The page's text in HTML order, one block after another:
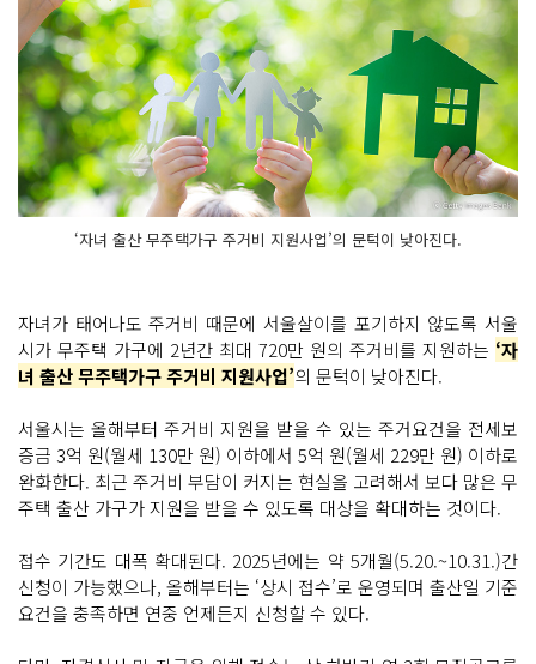
‘자녀 출산 무주택가구 주거비 지원사업’의 문턱이 낮아진다.
자녀가 태어나도 주거비 때문에 서울살이를 포기하지 않도록 서울
시가 무주택 가구에 2년간 최대 720만 원의 주거비를 지원하는 ‘자
녀 출산 무주택가구 주거비 지원사업’의 문턱이 낮아진다.
서울시는 올해부터 주거비 지원을 받을 수 있는 주거요건을 전세보
증금 3억 원(월세 130만 원) 이하에서 5억 원(월세 229만 원) 이하로
완화한다. 최근 주거비 부담이 커지는 현실을 고려해서 보다 많은 무
주택 출산 가구가 지원을 받을 수 있도록 대상을 확대하는 것이다.
접수 기간도 대폭 확대된다. 2025년에는 약 5개월(5.20.~10.31.)간
신청이 가능했으나, 올해부터는 ‘상시 접수’로 운영되며 출산일 기준
요건을 충족하면 연중 언제든지 신청할 수 있다.